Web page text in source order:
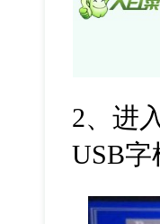
2、进
USB字